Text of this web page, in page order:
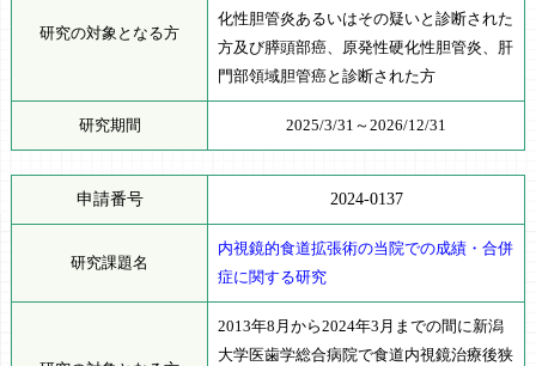
研究の対象となる方
化性胆管炎あるいはその疑いと診断された
方及び膵頭部癌、原発性硬化性胆管炎、肝
門部領域胆管癌と診断された方
研究期間 2025/3/31～2026/12/31
申請番号 2024-0137
研究課題名
内視鏡的食道拡張術の当院での成績・合併
症に関する研究
2013年8月から2024年3月までの間に新潟
大学医歯学総合病院で食道内視鏡治療後狭